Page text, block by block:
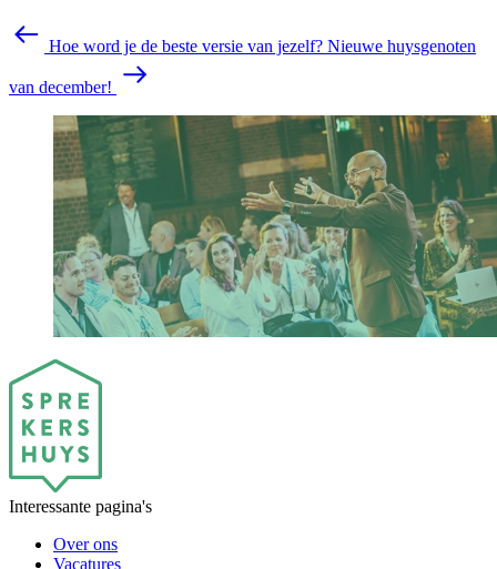
Hoe word je de beste versie van jezelf? Nieuwe huysgenoten
van december!
Interessante pagina's
Over ons
Vacatures